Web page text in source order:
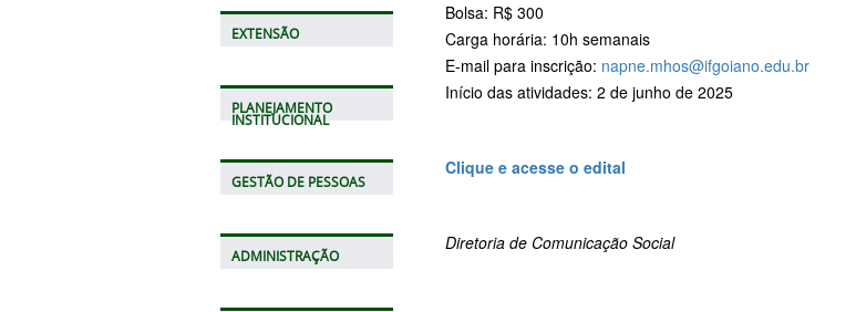
EXTENSÃO
PLANEJAMENTO
INSTITUCIONAL
GESTÃO DE PESSOAS
ADMINISTRAÇÃO
Bolsa: R$ 300
Carga horária: 10h semanais
E-mail para inscrição: napne.mhos@ifgoiano.edu.br
Início das atividades: 2 de junho de 2025
Clique e acesse o edital
Diretoria de Comunicação Social